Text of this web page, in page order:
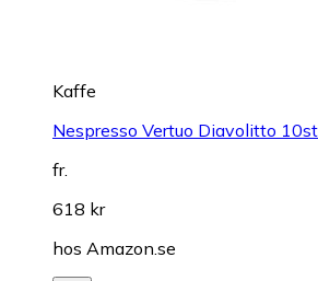
Kaffe
Nespresso Vertuo Diavolitto
fr.
618 kr
hos Amazon.se